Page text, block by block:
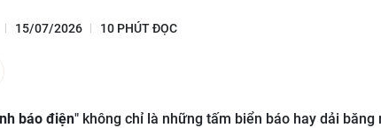
15/07/2026 10 PHÚT ĐỌC
báo điện" không chỉ là những tấm biển báo hay dải